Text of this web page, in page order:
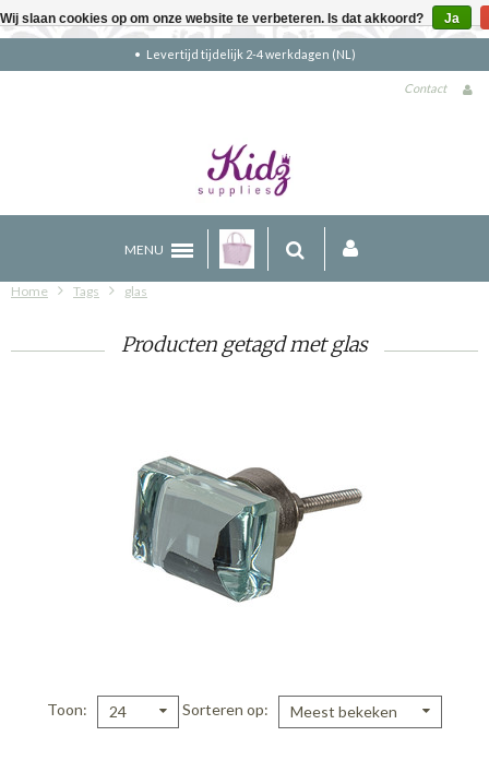
Gratis verzending boven €90 (NL)
Contact
MENU
Home Tags glas
Producten getagd met glas
Toon 24 Sorteren op Meest bekeken
Wij slaan cookies op om onze website te verbeteren. Is dat akkoord? Ja